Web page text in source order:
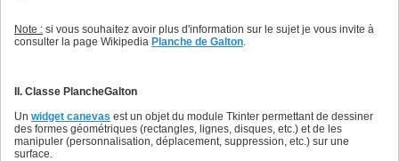
Note : si vous souhaitez avoir plus d'information sur le sujet je vous invite à
consulter la page Wikipedia Planche de Galton
II. Classe PlancheGalton
Un widget canevas est un objet du module Tkinter permettant de dessiner
des formes géométriques (rectangles, lignes, disques, etc.) et de les
manipuler (personnalisation, déplacement, suppression, etc.) sur une
surface.